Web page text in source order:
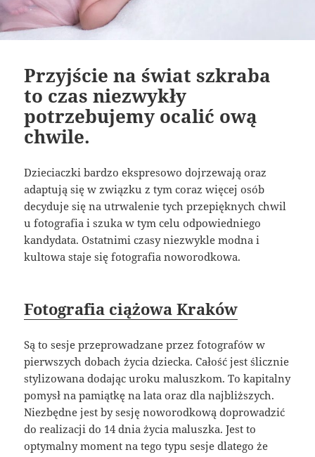
Przyjście na świat szkraba
to czas niezwykły
potrzebujemy ocalić ową
chwile.
Dzieciaczki bardzo ekspresowo dojrzewają oraz
adaptują się w związku z tym coraz więcej osób
decyduje się na utrwalenie tych przepięknych chwil
u fotografia i szuka w tym celu odpowiedniego
kandydata. Ostatnimi czasy niezwykle modna i
kultowa staje się fotografia noworodkowa.
Fotografia ciążowa Kraków
Są to sesje przeprowadzane przez fotografów w
pierwszych dobach życia dziecka. Całość jest ślicznie
stylizowana dodając uroku maluszkom. To kapitalny
pomysł na pamiątkę na lata oraz dla najbliższych.
Niezbędne jest by sesję noworodkową doprowadzić
do realizacji do 14 dnia życia maluszka. Jest to
optymalny moment na tego typu sesje dlatego że